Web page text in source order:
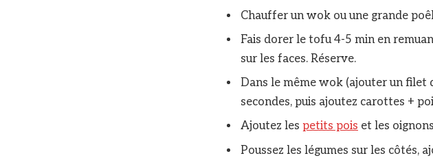
Chauffer un wok ou une grande
Fais dorer le tofu 4-5 min en
sur les faces. Réserve.
Dans le même wok (ajouter un filet
secondes, puis ajoutez carottes +
Ajoutez les petits pois et les
Poussez les légumes sur les côtés,